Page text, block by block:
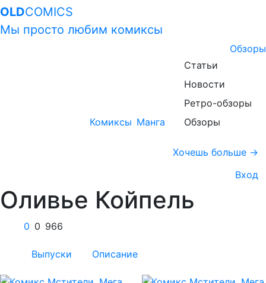
OLDCOMICS
Мы просто любим комиксы
Комиксы Манга
Обзоры
Статьи
Новости
Ретро-обзоры
Обзоры
Хочешь больше →
Вход
Оливье Койпель
0 0 966
Выпуски Описание